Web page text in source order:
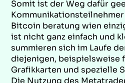
Somit ist der Weg dafür
Bitcoin beratung wien
ist nicht ganz einfach und
summieren sich im Laufe
diejenigen, beispielsweise
Grafikkarten und spezielle
Die Nutzung des